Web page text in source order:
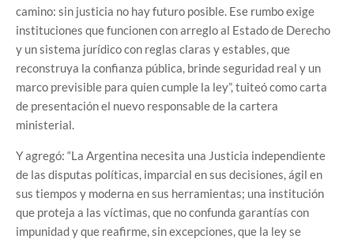
camino: sin justicia no hay futuro posible. Ese rumbo exige
instituciones que funcionen con arreglo al Estado de Derecho
y un sistema jurídico con reglas claras y estables, que
reconstruya la confianza pública, brinde seguridad real y un
marco previsible para quien cumple la ley”, tuiteó como carta
de presentación el nuevo responsable de la cartera
ministerial.
Y agregó: “La Argentina necesita una Justicia independiente
de las disputas políticas, imparcial en sus decisiones, ágil en
sus tiempos y moderna en sus herramientas; una institución
que proteja a las víctimas, que no confunda garantías con
impunidad y que reafirme, sin excepciones, que la ley se